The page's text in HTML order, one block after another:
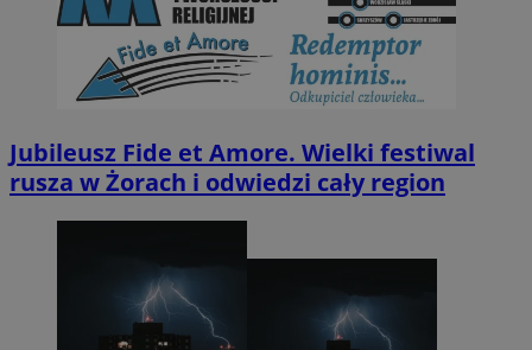
Jubileusz Fide et Amore. Wielki festiwal
rusza w Żorach i odwiedzi cały region